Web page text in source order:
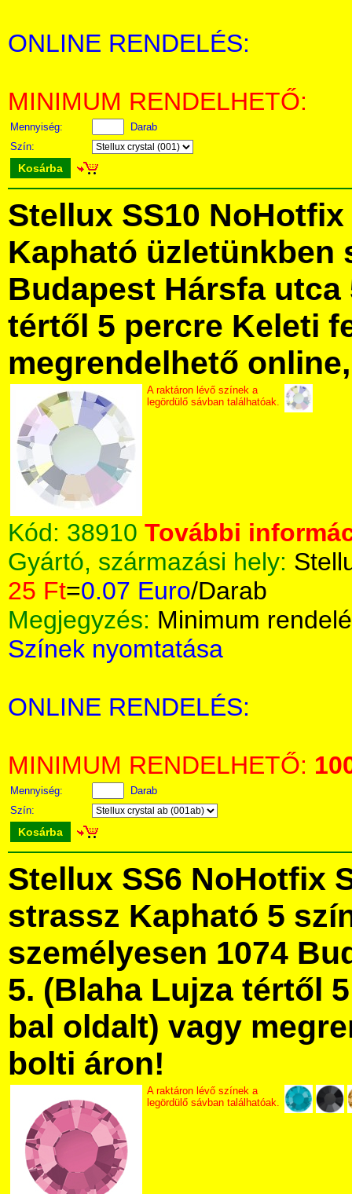
ONLINE RENDELÉS:
MINIMUM RENDELHETŐ:
Mennyiség:
Darab
Szín:
Kosárba
Stellux SS10
Kapható üzletünkben
Budapest Hársfa utca
tértől 5 percre Keleti
megrendelhető
A raktáron lévő színek a
legördülő sávban találhatóak.
Kód: 38910 További
Gyártó, származási hely:
25 Ft=0.07 Euro/Darab
Megjegyzés: Minimum
Színek nyomtatása
ONLINE RENDELÉS:
MINIMUM RENDELHETŐ:
Mennyiség:
Darab
Szín:
Kosárba
Stellux SS6 NoHotfix
strassz Kapható 5
személyesen 1074
5. (Blaha Lujza tértől
bal oldalt) vagy
bolti áron!
A raktáron lévő színek a
legördülő sávban találhatóak.